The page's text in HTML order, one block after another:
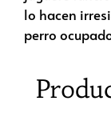
lo hacen
perro